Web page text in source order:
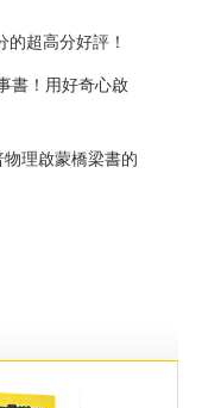
超高分好評！
書！用好奇心啟
理啟蒙橋梁書的